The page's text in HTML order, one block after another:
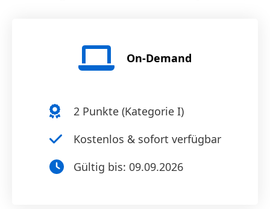
On-Demand
2Punkte (Kategorie I)
Kostenlos & sofort verfügbar
Gültig bis: 09.09.2026